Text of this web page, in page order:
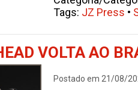
Tags: JZ Press •
VOLTA AO
Postado em 21/08/